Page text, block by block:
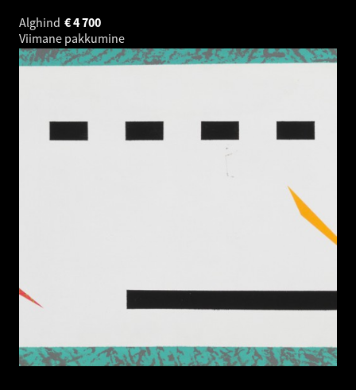
Alghind
4 700
€
Viimane pakkumine